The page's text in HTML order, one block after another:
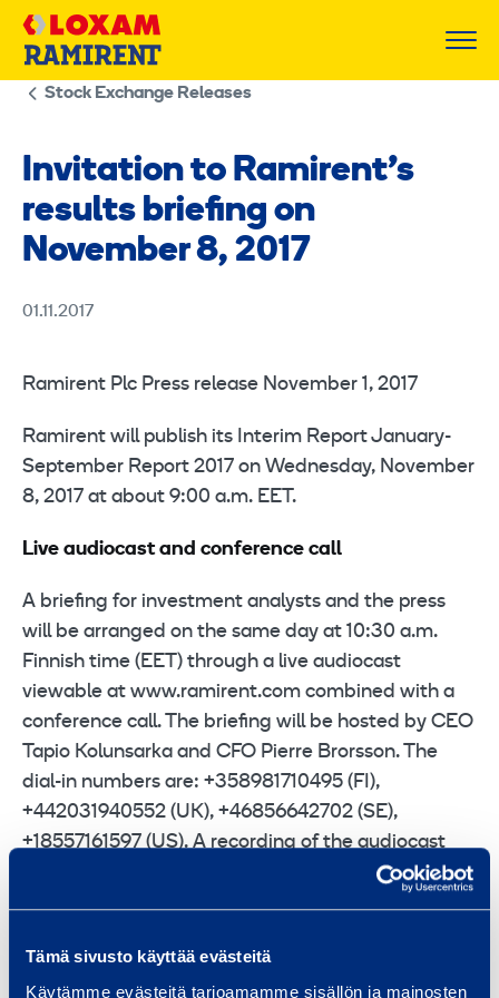
Tämä sivusto käyttää evästeitä
Käytämme evästeitä tarjoamamme sisällön ja mainosten
Skip
Stock Exchange Releases
Invitation to Ramirent’s
results briefing on
November 8, 2017
01.11.2017
Ramirent Plc Press release November 1, 2017
Ramirent will publish its Interim Report January-
September Report 2017 on Wednesday, November
8, 2017 at about 9:00 a.m. EET.
Live audiocast and conference call
A briefing for investment analysts and the press
will be arranged on the same day at 10:30 a.m.
Finnish time (EET) through a live audiocast
viewable at www.ramirent.com combined with a
conference call. The briefing will be hosted by CEO
Tapio Kolunsarka and CFO Pierre Brorsson. The
dial-in numbers are: +358981710495 (FI),
+442031940552 (UK), +46856642702 (SE),
+18557161597 (US). A recording of the audiocast
The presentation material will be available before
the start of the briefing at the Group website at.